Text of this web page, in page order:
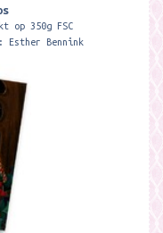
op 350g FSC
Esther Bennink